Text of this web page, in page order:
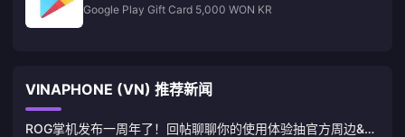
Google Play Gift Card 5,000 WON KR
VINAPHONE (VN) 推荐新闻
ROG掌机发布一周年了！回帖聊聊你的使用体验抽官方周边&多